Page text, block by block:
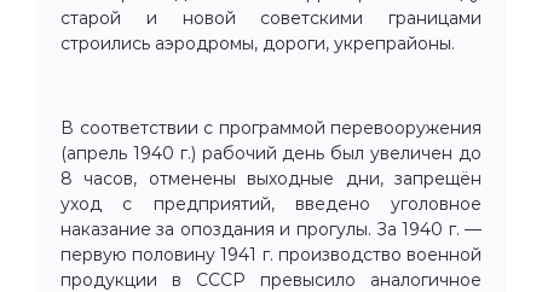
старой и новой советскими границами
строились аэродромы, дороги, укрепрайоны.
В соответствии с программой перевооружения
(апрель 1940 г.) рабочий день был увеличен до
8 часов, отменены выходные дни, запрещён
уход с предприятий, введено уголовное
наказание за опоздания и прогулы. За 1940 г. —
первую половину 1941 г. производство военной
продукции в СССР превысило аналогичное